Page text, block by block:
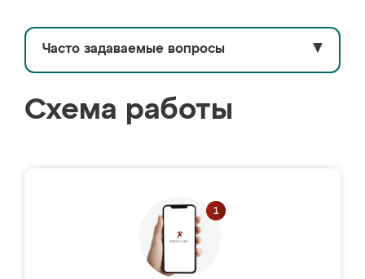
Часто задаваемые вопросы ▼
Схема работы